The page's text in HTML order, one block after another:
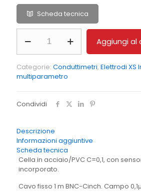
Scheda tecnica
XS
Cella
VPT
quantità
Aggiungi al
Categorie: Conduttimetri, Elettrodi XS
multiparametro
Condividi
Descrizione
Informazioni aggiuntive
Scheda tecnica
Cella in acciaio/PVC C=0,1, con
incorporato.
Cavo fisso 1 m BNC-Cinch. Campo